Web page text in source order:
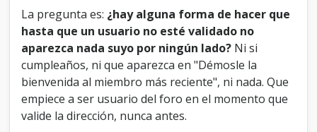
La pregunta es: ¿hay alguna forma de hacer que
hasta que un usuario no esté validado no
aparezca nada suyo por ningún lado? Ni si
cumpleaños, ni que aparezca en "Démosle la
bienvenida al miembro más reciente", ni nada. Que
empiece a ser usuario del foro en el momento que
valide la dirección, nunca antes.